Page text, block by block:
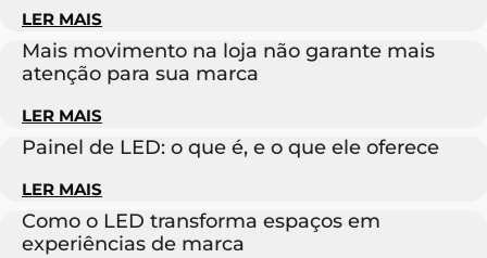
LER MAIS
Mais movimento na loja não garante mais
atenção para sua marca
LER MAIS
Painel de LED: o que é, e o que ele oferece
LER MAIS
Como o LED transforma espaços em
experiências de marca